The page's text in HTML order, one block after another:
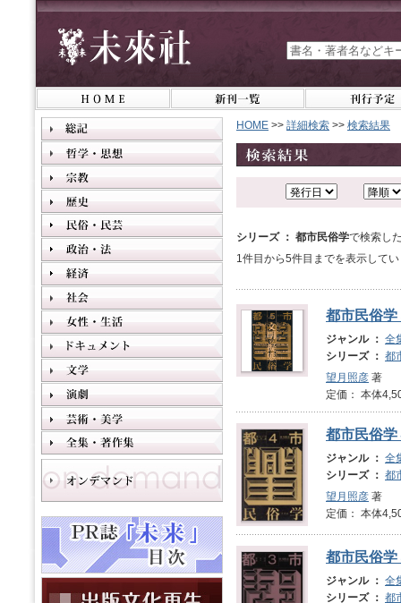
HOME >> 詳細検索 >> 検索結果
シリーズ ： 都市民俗学で検索し
1件目から5件目までを表示して
都市民俗
ジャンル ： 全
シリーズ ： 都
望月照彦 著
定価： 本体
都市民俗
ジャンル ： 全
シリーズ ： 都
望月照彦 著
定価： 本体
都市民俗
ジャンル ： 全
シリーズ ： 都